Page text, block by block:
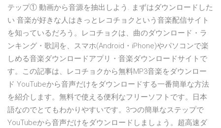
テップ① 動画から音源を抽出しよう. まずはダウンロードした
い 音楽が好きな人はきっとレコチョクという音楽配信サイト
を知っているだろう。レコチョクは、曲のダウンロード・ラ
ンキング・歌詞を、スマホ(Android・iPhone)やパソコンで楽
しめる音楽ダウンロードアプリ・音楽ダウンロードサイトで
す。この記事は、レコチョクから無料MP3音楽をダウンロー
ド YouTubeから音声だけをダウンロードする一番簡単な方法
を紹介します。無料で使える便利なフリーソフトです。日本
語なのでとてもわかりやすいです。3つの簡単なステップで
YouTubeから音声だけをダウンロードしましょう。超高速ダ